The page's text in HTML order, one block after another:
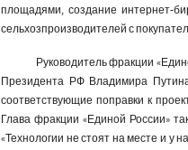
площадями, создание интернет-
сельхозпроизводителей с
Руководитель фракции
Президента РФ Владимира
соответствующие поправки к
Глава фракции «Единой России»
«Технологии не стоят на месте и у